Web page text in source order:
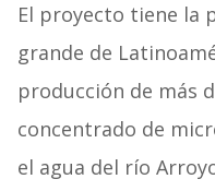
El proyecto tiene la
grande de
producción de más
concentrado de
el agua del río